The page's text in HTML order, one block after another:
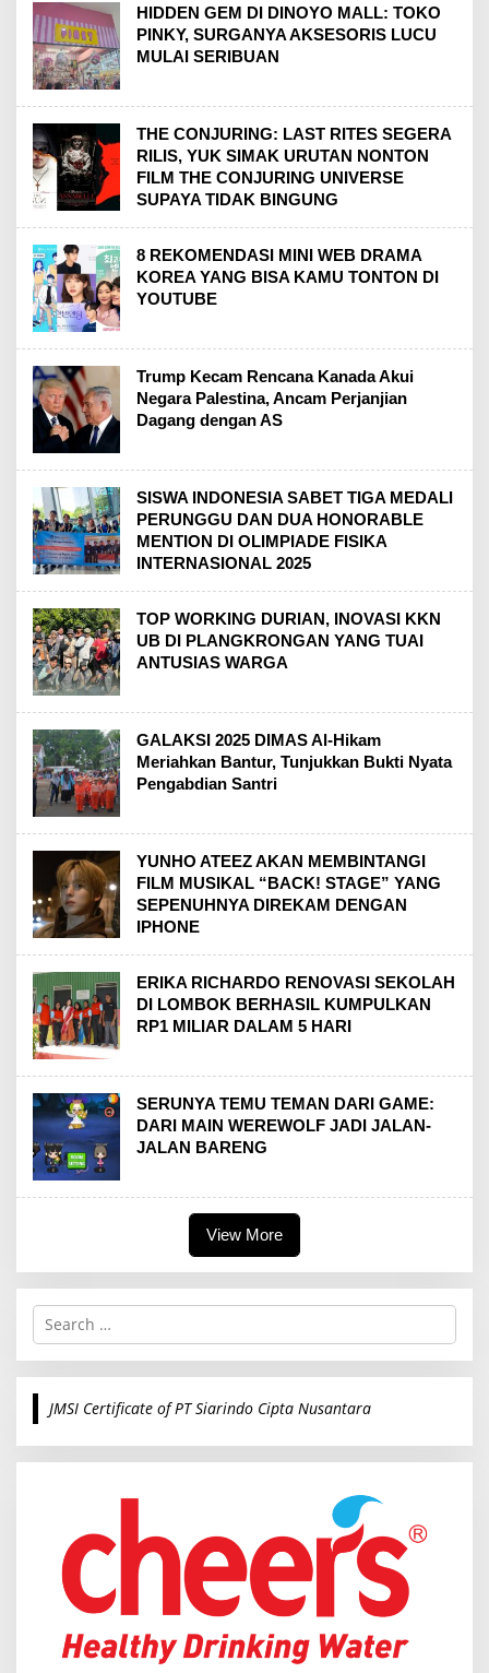
HIDDEN GEM DI DINOYO MALL: TOKO
PINKY, SURGANYA AKSESORIS LUCU
MULAI SERIBUAN
THE CONJURING: LAST RITES SEGERA
RILIS, YUK SIMAK URUTAN NONTON
FILM THE CONJURING UNIVERSE
SUPAYA TIDAK BINGUNG
8 REKOMENDASI MINI WEB DRAMA
KOREA YANG BISA KAMU TONTON DI
YOUTUBE
Trump Kecam Rencana Kanada Akui
Negara Palestina, Ancam Perjanjian
Dagang dengan AS
SISWA INDONESIA SABET TIGA MEDALI
PERUNGGU DAN DUA HONORABLE
MENTION DI OLIMPIADE FISIKA
INTERNASIONAL 2025
TOP WORKING DURIAN, INOVASI KKN
UB DI PLANGKRONGAN YANG TUAI
ANTUSIAS WARGA
GALAKSI 2025 DIMAS Al-Hikam
Meriahkan Bantur, Tunjukkan Bukti Nyata
Pengabdian Santri
YUNHO ATEEZ AKAN MEMBINTANGI
FILM MUSIKAL “BACK! STAGE” YANG
SEPENUHNYA DIREKAM DENGAN
IPHONE
ERIKA RICHARDO RENOVASI SEKOLAH
DI LOMBOK BERHASIL KUMPULKAN
RP1 MILIAR DALAM 5 HARI
SERUNYA TEMU TEMAN DARI GAME:
DARI MAIN WEREWOLF JADI JALAN-
JALAN BARENG
View More
S
r
c
o
JMSI Certificate of PT Siarindo Cipta Nusantara